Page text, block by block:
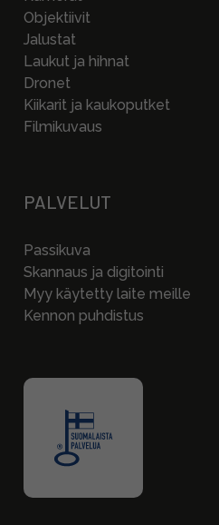
Objektiivit
Jalustat
Laukut ja hihnat
Dronet
Kiikarit ja kaukoputket
Filmikuvaus
PALVELUT
Passikuva
Skannaus ja digitointi
Myy käytetty laite meille
Kennon puhdistus